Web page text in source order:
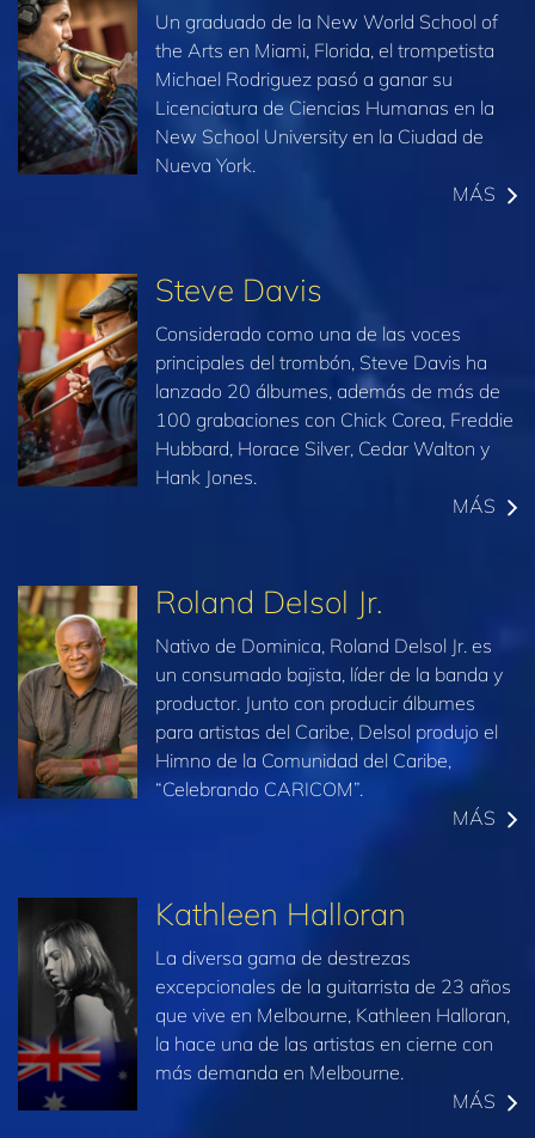
Un graduado de la New World School of
the Arts en Miami, Florida, el trompetista
Michael Rodriguez pasó a ganar su
Licenciatura de Ciencias Humanas en la
New School University en la Ciudad de
Nueva York.
MÁS
Steve Davis
Considerado como una de las voces
principales del trombón, Steve Davis ha
lanzado 20 álbumes, además de más de
100 grabaciones con Chick Corea, Freddie
Hubbard, Horace Silver, Cedar Walton y
Hank Jones.
MÁS
Roland Delsol Jr.
Nativo de Dominica, Roland Delsol Jr. es
un consumado bajista, líder de la banda y
productor. Junto con producir álbumes
para artistas del Caribe, Delsol produjo el
Himno de la Comunidad del Caribe,
“Celebrando CARICOM”.
MÁS
Kathleen Halloran
La diversa gama de destrezas
excepcionales de la guitarrista de 23 años
que vive en Melbourne, Kathleen Halloran,
la hace una de las artistas en cierne con
más demanda en Melbourne.
MÁS